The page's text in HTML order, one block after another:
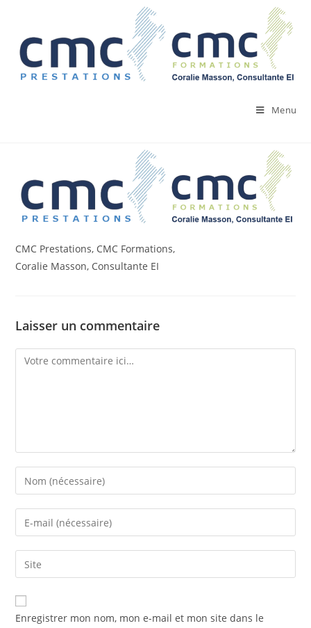
content
Menu
CMC Prestations, CMC Formations,
Coralie Masson, Consultante EI
Laisser un commentaire
Comment
Enter
your
name
comment
Enter
your
email
address
comment
Saisir
l’URL
de
votre
Enregistrer mon nom, mon e-mail et mon site dans le